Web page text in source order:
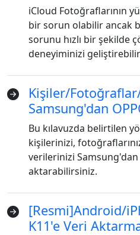
iCloud Fotoğraflarının
bir sorun olabilir ancak
sorunu hızlı bir şekilde
deneyiminizi
Kişiler/
Samsung'dan
Bu kılavuzda belirtilen
kişilerinizi,
verilerinizi
aktarabilirsiniz.
[Resmi]Android/
K11'e Veri
English
Deutsche
Norsk
русский
हिंदी
Bahasa Melayu
Română
Gaeilge
繁體